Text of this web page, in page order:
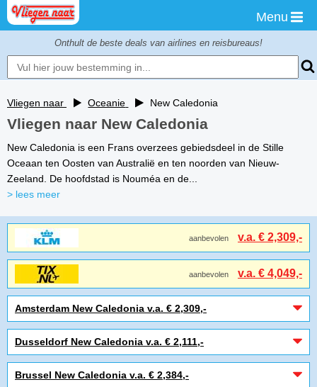
Menu
Onthult de beste deals van airlines en reisbureaus!
Vliegen naar Oceanie New Caledonia
Vliegen naar New Caledonia
New Caledonia is een Frans overzees gebiedsdeel in de Stille
Oceaan ten Oosten van Australië en ten noorden van Nieuw-
Zeeland. De hoofdstad is Nouméa en de...
> lees meer
aanbevolen v.a. € 2,309,-
aanbevolen v.a. € 4,049,-
Amsterdam New Caledonia v.a. € 2,309,-
Dusseldorf New Caledonia v.a. € 2,111,-
Brussel New Caledonia v.a. € 2,384,-